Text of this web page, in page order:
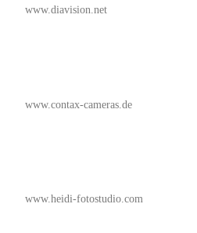
www.diavision.net
www.contax-cameras.de
www.heidi-fotostudio.com